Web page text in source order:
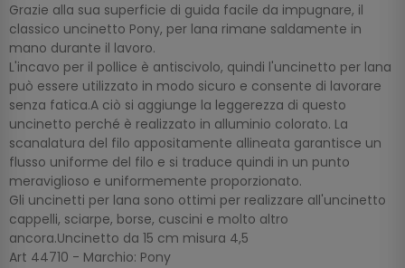
Grazie alla sua superficie di guida facile da impugnare, il
classico uncinetto Pony, per lana rimane saldamente in
mano durante il lavoro.
L'incavo per il pollice è antiscivolo, quindi l'uncinetto per lana
può essere utilizzato in modo sicuro e consente di lavorare
senza fatica.A ciò si aggiunge la leggerezza di questo
uncinetto perché è realizzato in alluminio colorato. La
scanalatura del filo appositamente allineata garantisce un
flusso uniforme del filo e si traduce quindi in un punto
meraviglioso e uniformemente proporzionato.
Gli uncinetti per lana sono ottimi per realizzare all'uncinetto
cappelli, sciarpe, borse, cuscini e molto altro
ancora.Uncinetto da 15 cm misura 4,5
Art 44710 - Marchio: Pony